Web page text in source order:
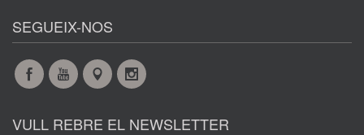
SEGUEIX-NOS
FacebookYouTubeMapsInstagram
VULL REBRE EL NEWSLETTER